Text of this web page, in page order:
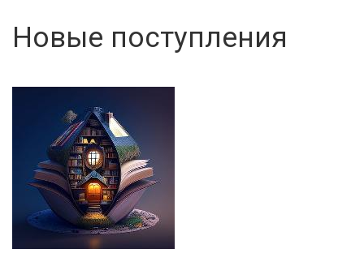
Новые поступления